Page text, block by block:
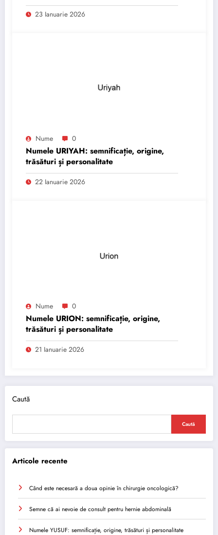
23 Ianuarie 2026
Nume 0
Numele URIYAH: semnificație, origine,
trăsături și personalitate
22 Ianuarie 2026
Nume 0
Numele URION: semnificație, origine,
trăsături și personalitate
21 Ianuarie 2026
Caută
Caută
Articole recente
Când este necesară a doua opinie în chirurgie oncologică?
Semne că ai nevoie de consult pentru hernie abdominală
Numele YUSUF: semnificație, origine, trăsături și personalitate